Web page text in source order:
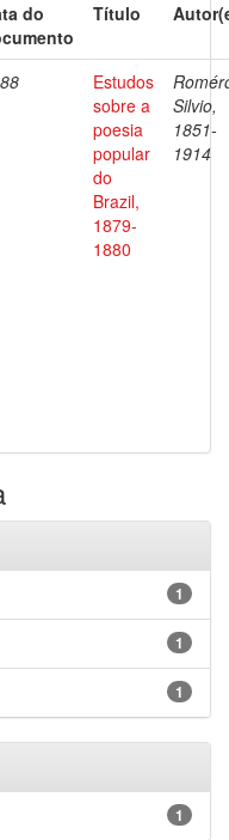
do
Título
Estudos
sobre a
poesia
popular
do
Brazil,
1879-
1880
Silvio,
1851-
1914
1
1
1
1